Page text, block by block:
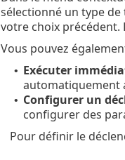
sélectionné un type
votre choix précédent.
Vous pouvez
• Exécuter
automatiquement
• Configurer un
configurer des
Pour définir le